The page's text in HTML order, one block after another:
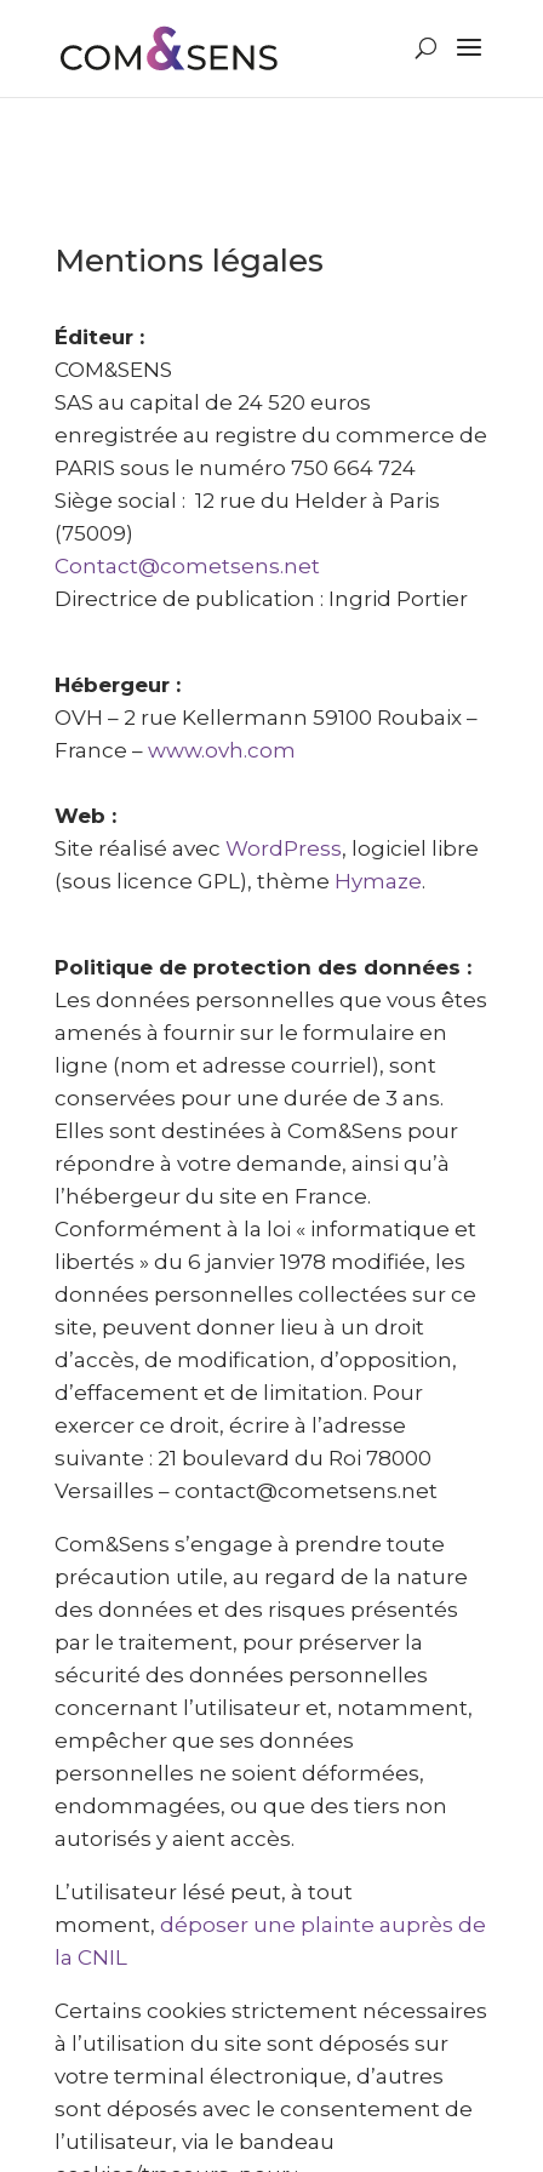
Mentions légales
Éditeur :
COM&SENS
SAS au capital de 24 520 euros
enregistrée au registre du commerce de
PARIS sous le numéro 750 664 724
Siège social : 12 rue du Helder à Paris
(75009)
Contact@cometsens.net
Directrice de publication : Ingrid Portier
Hébergeur :
OVH – 2 rue Kellermann 59100 Roubaix –
France – www.ovh.com
Web :
Site réalisé avec WordPress, logiciel libre
(sous licence GPL), thème Hymaze.
Politique de protection des données :
Les données personnelles que vous êtes
amenés à fournir sur le formulaire en
ligne (nom et adresse courriel), sont
conservées pour une durée de 3 ans.
Elles sont destinées à Com&Sens pour
répondre à votre demande, ainsi qu’à
l’hébergeur du site en France.
Conformément à la loi « informatique et
libertés » du 6 janvier 1978 modifiée, les
données personnelles collectées sur ce
site, peuvent donner lieu à un droit
d’accès, de modification, d’opposition,
d’effacement et de limitation. Pour
exercer ce droit, écrire à l’adresse
suivante : 21 boulevard du Roi 78000
Versailles – contact@cometsens.net
Com&Sens s’engage à prendre toute
précaution utile, au regard de la nature
des données et des risques présentés
par le traitement, pour préserver la
sécurité des données personnelles
concernant l’utilisateur et, notamment,
empêcher que ses données
personnelles ne soient déformées,
endommagées, ou que des tiers non
autorisés y aient accès.
L’utilisateur lésé peut, à tout
moment, déposer une plainte auprès de
la CNIL
Certains cookies strictement nécessaires
à l’utilisation du site sont déposés sur
votre terminal électronique, d’autres
sont déposés avec le consentement de
l’utilisateur, via le bandeau